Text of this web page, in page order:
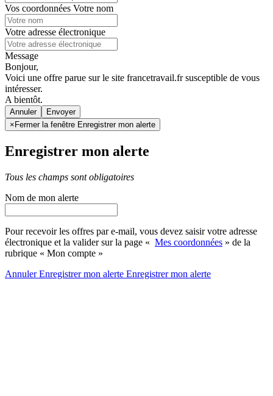
Vos coordonnées Votre nom
Votre adresse électronique
Message
Bonjour,
Voici une offre parue sur le site francetravail.fr susceptible de vous
intéresser.
A bientôt.
Annuler
× Fermer la fenêtre Enregistrer mon alerte
Enregistrer mon alerte
Tous les champs sont obligatoires
Nom de mon alerte
Pour recevoir les offres par e-mail, vous devez saisir votre adresse
électronique et la valider sur la page « Mes coordonnées » de la
rubrique « Mon compte »
AnnulerEnregistrer mon alerte Enregistrermon alerte